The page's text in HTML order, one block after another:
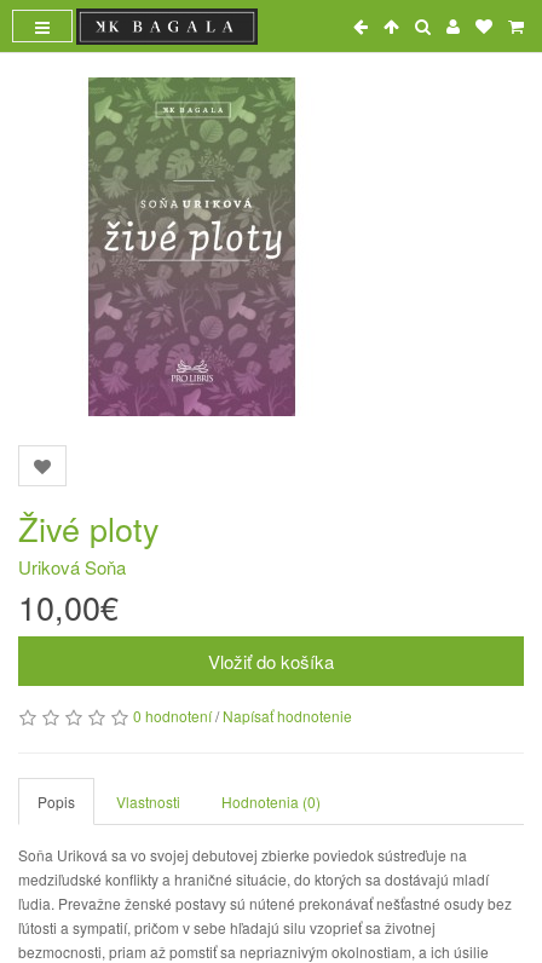
Živé ploty
Uriková Soňa
10,00€
Vložiť do košíka
0 hodnotení/Napísať hodnotenie
Popis Vlastnosti Hodnotenia (0)
Soňa Uriková sa vo svojej debutovej zbierke poviedok sústreďuje na
medziľudské konflikty a hraničné situácie, do ktorých sa dostávajú mladí
ľudia. Prevažne ženské postavy sú nútené prekonávať nešťastné osudy bez
ľútosti a sympatií, pričom v sebe hľadajú silu vzoprieť sa životnej
bezmocnosti, priam až pomstiť sa nepriaznivým okolnostiam, a ich úsilie